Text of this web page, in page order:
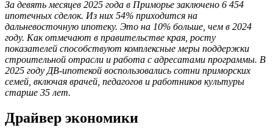
За девять месяцев 2025 года в Приморье заключено 6 454
ипотечных сделок. Из них 54% приходится на
дальневосточную ипотеку. Это на 10% больше, чем в 2024
году. Как отмечают в правительстве края, росту
показателей способствуют комплексные меры поддержки
строительной отрасли и работа с адресатами программы. В
2025 году ДВ-ипотекой воспользовались сотни приморских
семей, включая врачей, педагогов и работников культуры
старше 35 лет.
Драйвер экономики